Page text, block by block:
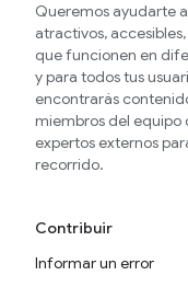
Queremos ayudarte
atractivos,
que funcionen en
y para todos tus
encontrarás
miembros del equipo
expertos externos
recorrido.
Contribuir
Informar un error